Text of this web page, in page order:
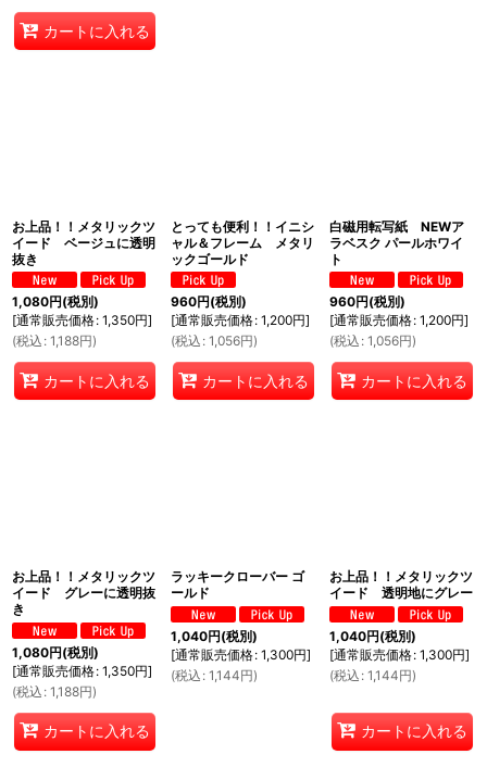
カートに入れる
お上品！！メタリックツ
イード ベージュに透明
抜き
1,080円(税別)
[通常販売価格: 1,350円]
(税込 : 1,188円)
カートに入れる
とっても便利！！イニシ
ャル＆フレーム メタリ
ックゴールド
960円(税別)
[通常販売価格: 1,200円]
(税込 : 1,056円)
カートに入れる
白磁用転写紙 NEWア
ラベスク パールホワイ
ト
960円(税別)
[通常販売価格: 1,200円]
(税込 : 1,056円)
カートに入れる
お上品！！メタリックツ
イード グレーに透明抜
き
1,080円(税別)
[通常販売価格: 1,350円]
(税込 : 1,188円)
カートに入れる
ラッキークローバー ゴ
ールド
1,040円(税別)
[通常販売価格: 1,300円]
(税込 : 1,144円)
お上品！！メタリックツ
イード 透明地にグレー
1,040円(税別)
[通常販売価格: 1,300円]
(税込 : 1,144円)
カートに入れる